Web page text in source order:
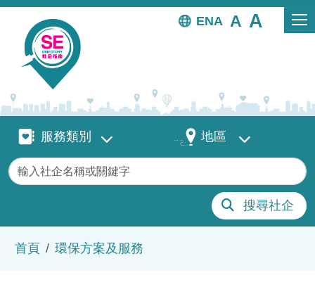
移至主內容
EN
服務類別服務類別 地區 地區
關鍵字
搜尋社企
首頁 環保方案及服務